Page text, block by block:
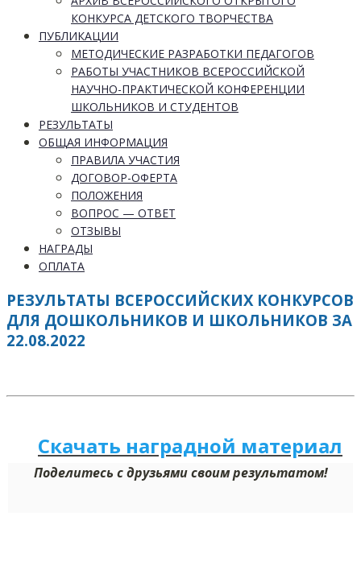
КОНКУРСА ДЕТСКОГО ТВОРЧЕСТВА
ПУБЛИКАЦИИ
МЕТОДИЧЕСКИЕ РАЗРАБОТКИ ПЕДАГОГОВ
РАБОТЫ УЧАСТНИКОВ ВСЕРОССИЙСКОЙ
НАУЧНО-ПРАКТИЧЕСКОЙ КОНФЕРЕНЦИИ
ШКОЛЬНИКОВ И СТУДЕНТОВ
РЕЗУЛЬТАТЫ
ОБЩАЯ ИНФОРМАЦИЯ
ПРАВИЛА УЧАСТИЯ
ДОГОВОР-ОФЕРТА
ПОЛОЖЕНИЯ
ВОПРОС — ОТВЕТ
ОТЗЫВЫ
НАГРАДЫ
ОПЛАТА
РЕЗУЛЬТАТЫ ВСЕРОССИЙСКИХ КОНКУРСОВ
ДЛЯ ДОШКОЛЬНИКОВ И ШКОЛЬНИКОВ ЗА
22.08.2022
Скачать наградной материал
Поделитесь с друзьями своим результатом!